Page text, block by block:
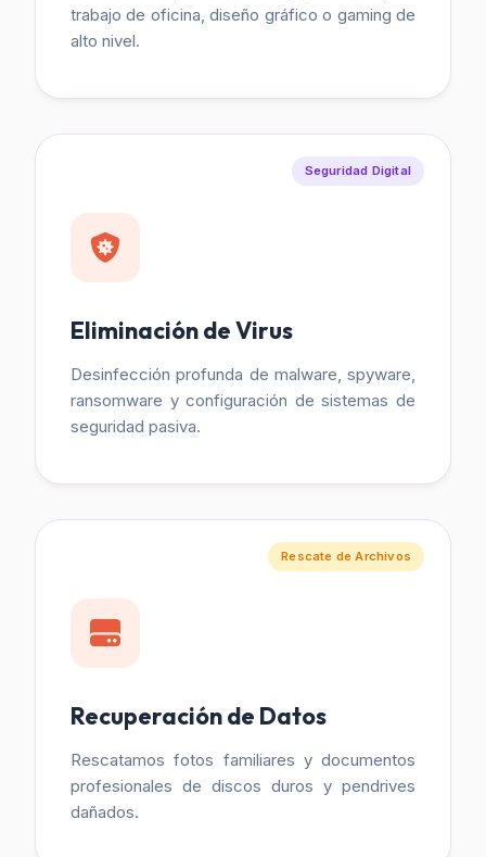
trabajo de oficina, diseño gráfico o gaming de
alto nivel.
Seguridad Digital
Eliminación de Virus
Desinfección profunda de malware, spyware,
ransomware y configuración de sistemas de
seguridad pasiva.
Rescate de Archivos
Recuperación de Datos
Rescatamos fotos familiares y documentos
profesionales de discos duros y pendrives
dañados.